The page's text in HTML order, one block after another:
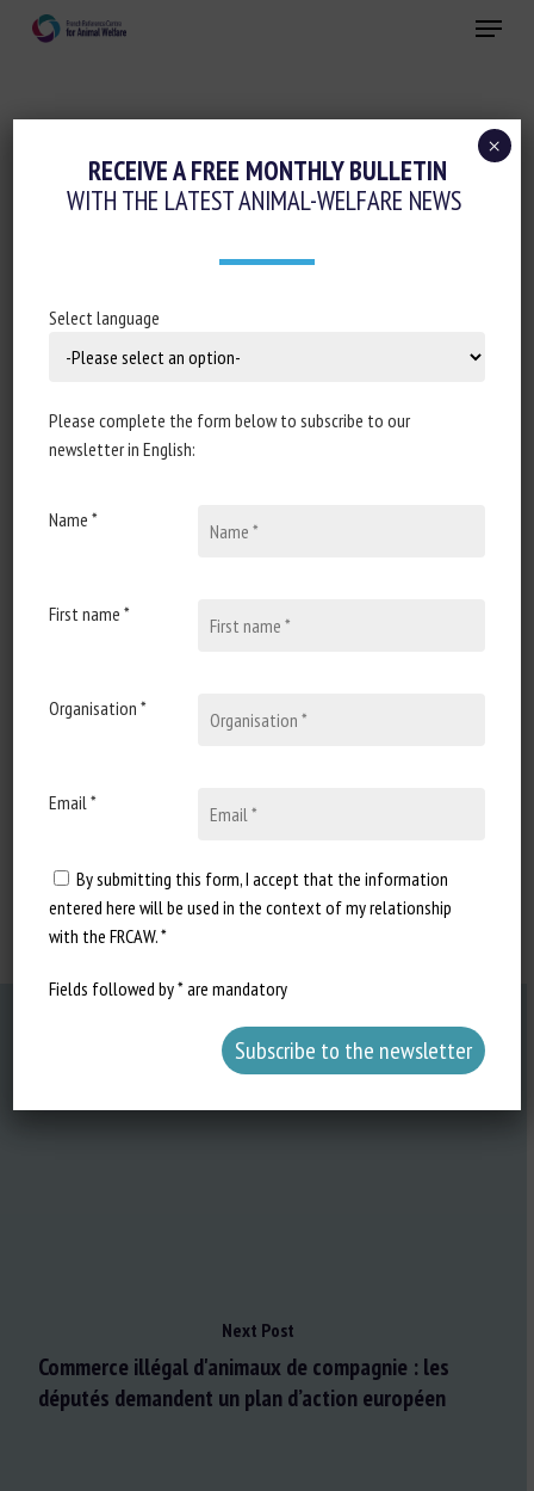
Menu
Regulation
SÉNAT : RÉPONSE À LA QUESTION ÉCRITE
N° 13078 : DEMANDE DE STATISTIQUES
23 January 2020
Previous Post
Un bâtiment dynamique avec jardin d’hiver en
Next Post
Commerce illégal d'animaux de compagnie : les
députés demandent un plan d’action européen
RECEIVE A FREE MONTHLY BULLETIN
WITH THE LATEST ANIMAL-WELFARE NEWS
Select language
Please complete the form below to subscribe to our
newsletter in English:
Name *
First name *
Organisation *
Email *
By submitting this form, I accept that the information
entered here will be used in the context of my relationship
with the FRCAW. *
Fields followed by * are mandatory
×